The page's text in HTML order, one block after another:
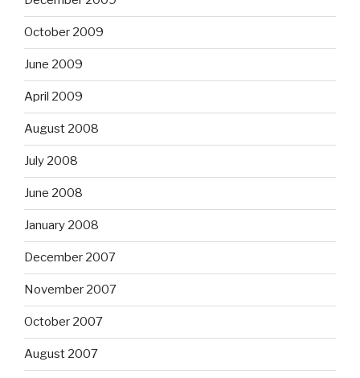
October 2009
June 2009
April 2009
August 2008
July 2008
June 2008
January 2008
December 2007
November 2007
October 2007
August 2007